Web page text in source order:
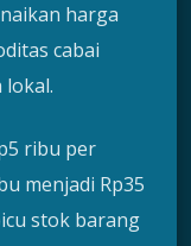
harga
cabai
ribu per
menjadi Rp35
stok barang